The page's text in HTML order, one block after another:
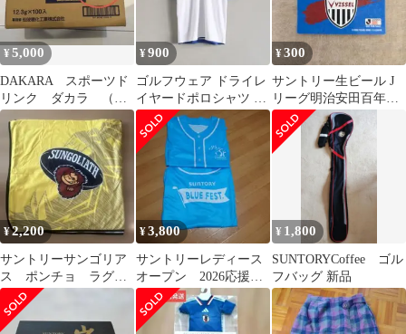
¥5,000
DAKARA スポーツド
リンク ダカラ （賞
味期限2027年12月5日）
¥900
ゴルフウェア ドライレ
イヤードポロシャツ サ
ントリー ホワイト ブル
ー LL
¥300
サントリー生ビール J
リーグ明治安田百年構
想リーグステッカーヴ
ィッセル神戸 1枚
¥2,200
サントリーサンゴリア
ス ポンチョ ラグビ
ー観戦防寒グッズ
¥3,800
サントリーレディース
オープン 2026応援シ
ャツ 宮里藍 ゴルフ2
枚
¥ 1,800
SUNTORYCoffee ゴル
フバッグ 新品